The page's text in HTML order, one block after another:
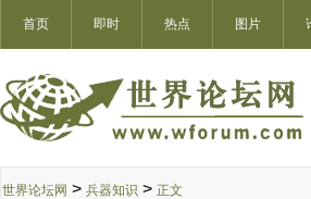
首页 即时 热点 图片
世界论坛网 > 兵器知识 > 正文